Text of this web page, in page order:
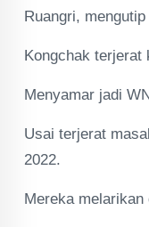
Ruangri, mengutip
Kongchak terjerat
Menyamar jadi
Usai terjerat
2022.
Mereka